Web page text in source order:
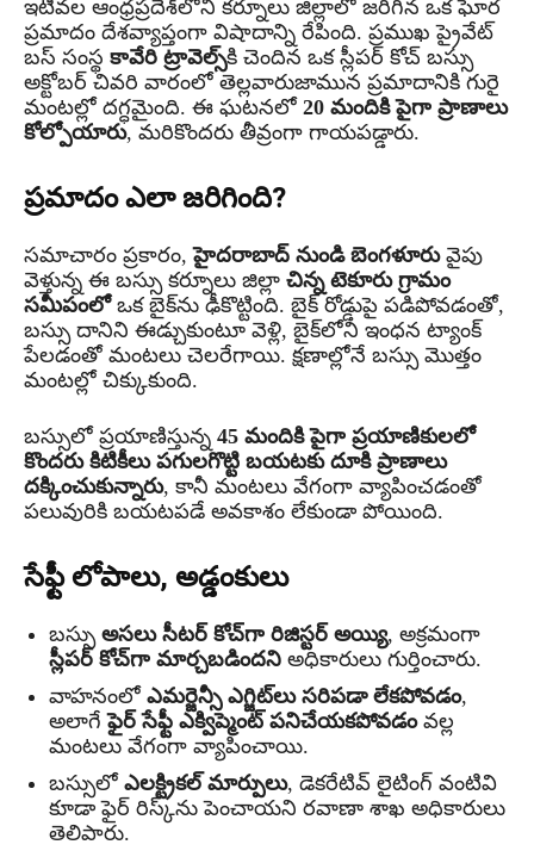
ఇటీవల ఆంధ్రప్రదేశ్‌లోని కర్నూలు జిల్లాలో జరిగిన ఒక ఘోర
ప్రమాదం దేశవ్యాప్తంగా విషాదాన్ని రేపింది. ప్రముఖ ప్రైవేట్
బస్ సంస్థ కావేరి ట్రావెల్స్కి చెందిన ఒక స్లీపర్ కోచ్ బస్సు
అక్టోబర్ చివరి వారంలో తెల్లవారుజామున ప్రమాదానికి గురై
మంటల్లో దగ్ధమైంది. ఈ ఘటనలో 20 మందికి పైగా ప్రాణాలు
కోల్పోయారు, మరికొందరు తీవ్రంగా గాయపడ్డారు.
ప్రమాదం ఎలా జరిగింది?
సమాచారం ప్రకారం,హైదరాబాద్ నుండి బెంగళూరువైపు
వెళ్తున్న ఈ బస్సు కర్నూలు జిల్లా చిన్న టెకూరు గ్రామం
సమీపంలోఒక బైక్‌ను ఢీకొట్టింది. బైక్ రోడ్డుపై పడిపోవడంతో,
బస్సు దానిని ఈడ్చుకుంటూ వెళ్లి, బైక్‌లోని ఇంధన ట్యాంక్
పేలడంతో మంటలు చెలరేగాయి. క్షణాల్లోనే బస్సు మొత్తం
మంటల్లో చిక్కుకుంది.
బస్సులో ప్రయాణిస్తున్న 45 మందికి పైగా ప్రయాణికులలో
కొందరు కిటికీలు పగులగొట్టి బయటకు దూకి ప్రాణాలు
దక్కించుకున్నారు, కానీ మంటలు వేగంగా వ్యాపించడంతో
పలువురికి బయటపడే అవకాశం లేకుండా పోయింది.
సేఫ్టీ లోపాలు, అడ్డంకులు
బస్సు అసలు సీటర్ కోచ్‌గా రిజిస్టర్ అయ్యి, అక్రమంగా
స్లీపర్ కోచ్‌గా మార్చబడిందని అధికారులు గుర్తించారు.
వాహనంలో ఎమర్జెన్సీ ఎగ్జిట్‌లు సరిపడా లేకపోవడం,
అలాగేఫైర్ సేఫ్టీ ఎక్విప్మెంట్ పనిచేయకపోవడంవల్ల
మంటలు వేగంగా వ్యాపించాయి.
బస్సులో ఎలక్ట్రికల్ మార్పులు, డెకరేటివ్ లైటింగ్ వంటివి
కూడా ఫైర్ రిస్క్‌ను పెంచాయని రవాణా శాఖ అధికారులు
తెలిపారు.